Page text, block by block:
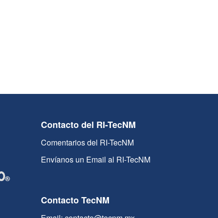
Contacto del RI-TecNM
Comentarios del RI-TecNM
Envíanos un Email al RI-TecNM
Contacto TecNM